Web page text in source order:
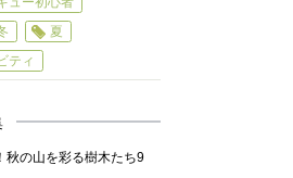
夏
ティ
秋の山を彩る樹木たち9